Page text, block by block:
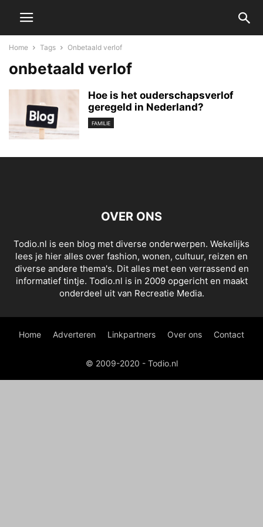
Home Tags Onbetaald verlof
onbetaald verlof
Hoe is het ouderschapsverlof
geregeld in Nederland?
FAMILIE
OVER ONS
Todio.nl is een blog met diverse onderwerpen. Wekelijks
lees je hier alles over fashion, wonen, cultuur, reizen en
diverse andere thema's. Dit alles met een verrassend en
informatief tintje. Todio.nl is in 2009 opgericht en maakt
onderdeel uit van Recreatie Media.
Home Adverteren Linkpartners Over ons Contact
© 2009-2020 - Todio.nl